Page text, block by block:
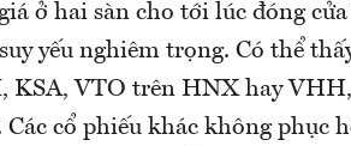
ở hai sàn cho tới lúc đóng
yếu nghiêm trọng. Có thể
KSA, VTO trên HNX hay
cổ phiếu khác không phục